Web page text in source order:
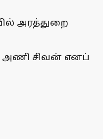
அரத்துறை
அணி சிவன் எனப்